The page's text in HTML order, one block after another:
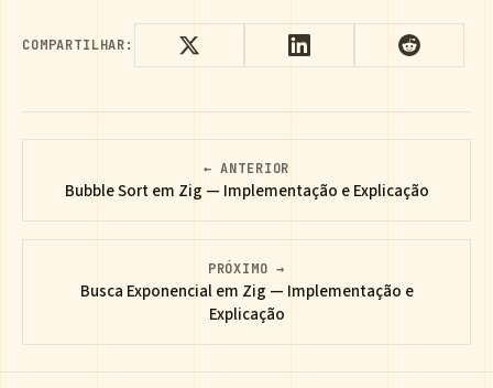
COMPARTILHAR:
← ANTERIOR
Bubble Sort em Zig — Implementação e Explicação
PRÓXIMO →
Busca Exponencial em Zig — Implementação e
Explicação